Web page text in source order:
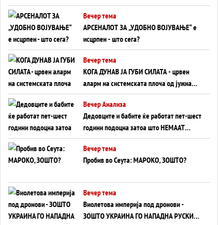
БЕЗ ФРОНТ
Вечер тема
АРСЕНАЛОТ ЗА „УДОБНО ВОЈУВАЊЕ“ е
исцрпен - што сега?
Вечер тема
КОГА ДУНАВ ЈА ГУБИ СИЛАТА - црвен
аларм на системската плоча од јужна
Германија до Црното Море...
Вечер Анализа
Дедовците и бабите ќе работат пет-шест
години подоцна затоа што НЕМААТ
ВНУЦИ ДА ГИ ЗАМЕНАТ
Вечер тема
Пробив во Сеута: МАРОКО, ЗОШТО?
Вечер тема
Виолетова империја под дронови -
ЗОШТО УКРАИНА ГО НАПАДНА РУСКИОТ